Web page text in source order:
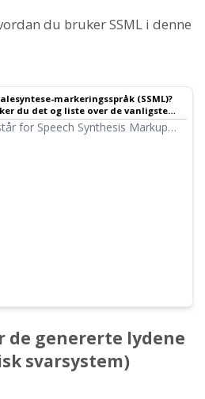
du bruker SSML i denne
markeringsspråk (SSML)?
du det og liste over de vanligste
Ondoku
for Speech Synthesis Markup
de genererte lydene
svarsystem)